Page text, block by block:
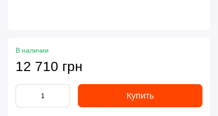
В наличии
12 710 грн
Купить